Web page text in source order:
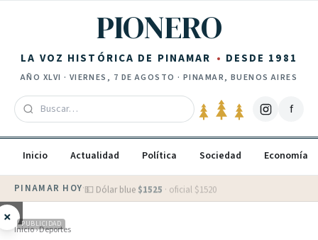
PIONERO
LA VOZ HISTÓRICA DE PINAMAR DESDE 1981
AÑO XLVI · VIERNES, 7 DE AGOSTO · PINAMAR, BUENOS AIRES
f
Inicio Actualidad Política Sociedad Economía
PINAMAR HOY·💵 Dólar blue $1525 · oficial $1520
× PUBLICIDAD
Inicio›Deportes